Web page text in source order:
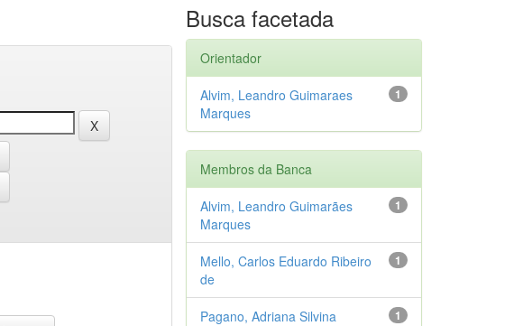
Busca facetada
Orientador
1
Alvim, Leandro Guimaraes
Marques
Membros da Banca
1
Alvim, Leandro Guimarães
Marques
1
Mello, Carlos Eduardo Ribeiro
de
1
Pagano, Adriana Silvina